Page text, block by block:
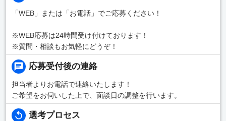
「WEB」または「お電話」でご応募ください！
※WEB応募は24時間受け付けております！
※質問・相談もお気軽にどうぞ！
応募受付後の連絡
担当者よりお電話で連絡いたします！
ご希望をお伺いした上で、面談日の調整を行います。
選考プロセス